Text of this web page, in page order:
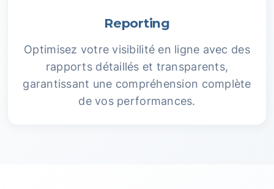
Reporting
Optimisez votre visibilité en ligne avec des
rapports détaillés et transparents,
garantissant une compréhension complète
de vos performances.